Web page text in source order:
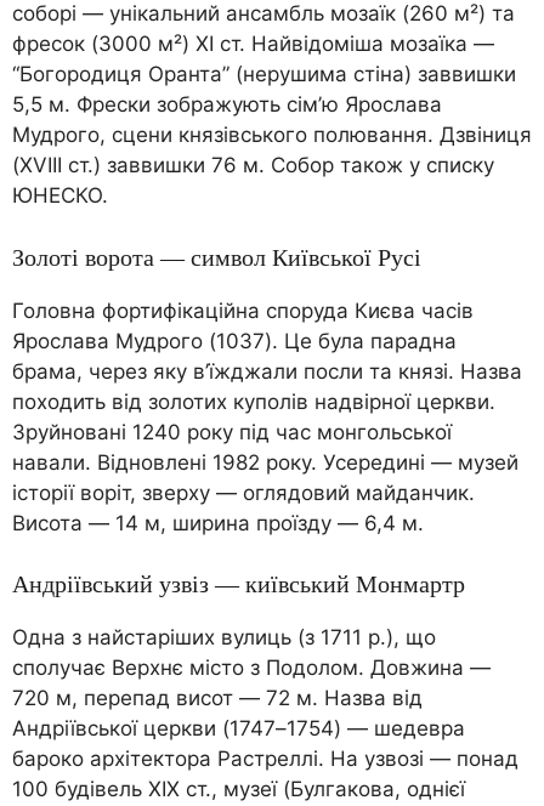
соборі — унікальний ансамбль мозаїк (260 м²) та
фресок (3000 м²) XI ст. Найвідоміша мозаїка —
“Богородиця Оранта” (нерушима стіна) заввишки
5,5 м. Фрески зображують сім’ю Ярослава
Мудрого, сцени князівського полювання. Дзвіниця
(XVIII ст.) заввишки 76 м. Собор також у списку
ЮНЕСКО.
Золоті ворота — символ Київської Русі
Головна фортифікаційна споруда Києва часів
Ярослава Мудрого (1037). Це була парадна
брама, через яку в’їжджали посли та князі. Назва
походить від золотих куполів надвірної церкви.
Зруйновані 1240 року під час монгольської
навали. Відновлені 1982 року. Усередині — музей
історії воріт, зверху — оглядовий майданчик.
Висота — 14 м, ширина проїзду — 6,4 м.
Андріївський узвіз — київський Монмартр
Одна з найстаріших вулиць (з 1711 р.), що
сполучає Верхнє місто з Подолом. Довжина —
720 м, перепад висот — 72 м. Назва від
Андріївської церкви (1747–1754) — шедевра
бароко архітектора Растреллі. На узвозі — понад
100 будівель XIX ст., музеї (Булгакова, однієї